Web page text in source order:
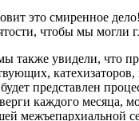
это смиренное
чтобы мы могли
также увидели, что
представлен
каждого месяца,